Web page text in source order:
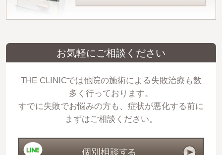
お気軽にご相談ください
THE CLINICでは他院の施術による失敗治療も数
多く行っております。
すでに失敗でお悩みの方も、症状が悪化する前に
まずはご相談ください。